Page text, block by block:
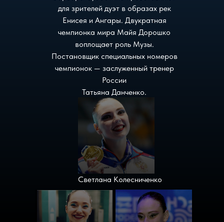
для зрителей дуэт в образах рек
Енисея и Ангары. Двукратная
чемпионка мира Майя Дорошко
воплощает роль Музы.
Постановщик специальных номеров
чемпионок — заслуженный тренер
России
Татьяна Данченко.
Светлана Колесниченко